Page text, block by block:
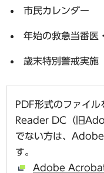
市民カレンダー
年始の救急当番医
歳末特別警戒実施
PDF形式のファイ
Reader DC（旧
でない方は、
す。
Adobe Acrobat